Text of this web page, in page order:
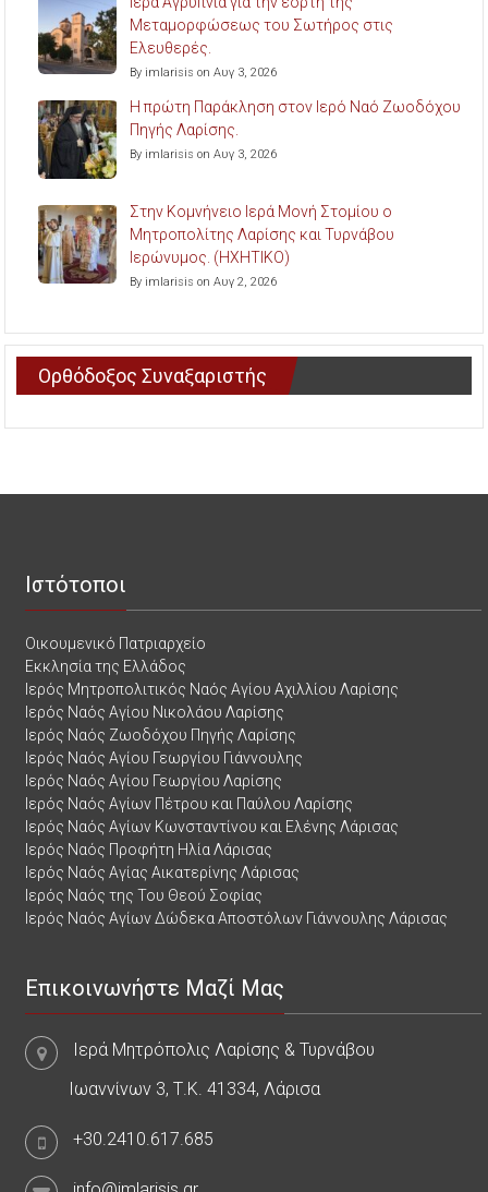
Μεταμορφώσεως του Σωτήρος στις
Ελευθερές.
By imlarisis on Αυγ 3, 2026
Η πρώτη Παράκληση στον Ιερό Ναό Ζωοδόχου
Πηγής Λαρίσης.
By imlarisis on Αυγ 3, 2026
Στην Κομνήνειο Ιερά Μονή Στομίου ο
Μητροπολίτης Λαρίσης και Τυρνάβου
Ιερώνυμος. (ΗΧΗΤΙΚΟ)
By imlarisis on Αυγ 2, 2026
Ορθόδοξος Συναξαριστής
Ιστότοποι
Οικουμενικό Πατριαρχείο
Εκκλησία της Ελλάδος
Ιερός Μητροπολιτικός Ναός Αγίου Αχιλλίου Λαρίσης
Ιερός Ναός Αγίου Νικολάου Λαρίσης
Ιερός Ναός Ζωοδόχου Πηγής Λαρίσης
Ιερός Ναός Αγίου Γεωργίου Γιάννουλης
Ιερός Ναός Αγίου Γεωργίου Λαρίσης
Ιερός Ναός Αγίων Πέτρου και Παύλου Λαρίσης
Ιερός Ναός Αγίων Κωνσταντίνου και Ελένης Λάρισας
Ιερός Ναός Προφήτη Ηλία Λάρισας
Ιερός Ναός Αγίας Αικατερίνης Λάρισας
Ιερός Ναός της Του Θεού Σοφίας
Ιερός Ναός Αγίων Δώδεκα Αποστόλων Γιάννουλης Λάρισας
Επικοινωνήστε Μαζί Μας
Ιερά Μητρόπολις Λαρίσης & Τυρνάβου
Ιωαννίνων 3, Τ.Κ. 41334, Λάρισα
+30.2410.617.685